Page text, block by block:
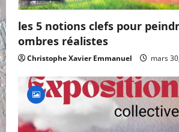
les 5 notions clefs pour
ombres réalistes
Christophe Xavier Emmanuel mars